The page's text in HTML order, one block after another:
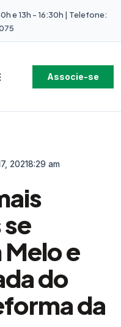
e 13h - 16:30h | Telefone:
Associe-se
20218:29 am
e
do
da